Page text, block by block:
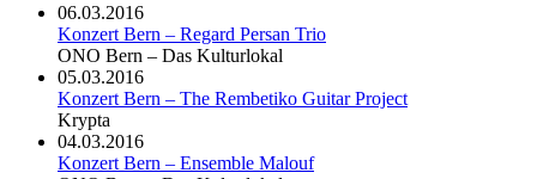
06.03.2016
Konzert Bern – Regard Persan Trio
ONO Bern – Das Kulturlokal
05.03.2016
Konzert Bern – The Rembetiko Guitar Project
Krypta
04.03.2016
Konzert Bern – Ensemble Malouf